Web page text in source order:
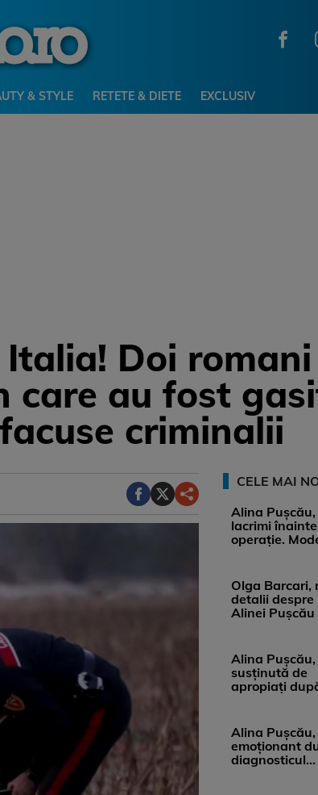
& STYLE RETETE & DIETE EXCLUSIV
Doi
care au fost
criminalii
CELE MAI
Alina Pușcău,
lacrimi
operație.
Olga Barcari,
detalii despre
Alinei Pușcău
Alina Pușcău,
susținută de
apropiați
medicii, ...
Alina
emoționant
diagnosticul